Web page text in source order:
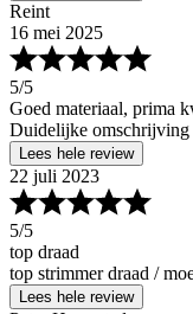
Reint
16 mei 2025
5/5
Goed materiaal, prima
Duidelijke omschrijving
Lees hele review
22 juli 2023
5/5
top draad
top strimmer draad /
Lees hele review